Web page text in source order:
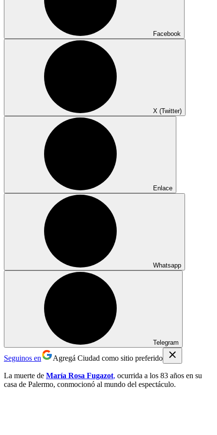
Facebook
X (Twitter)
Enlace
Whatsapp
Telegram
Seguinos en Agregá Ciudad como sitio preferido
La muerte de María Rosa Fugazot, ocurrida a los 83 años en su
casa de Palermo, conmocionó al mundo del espectáculo.